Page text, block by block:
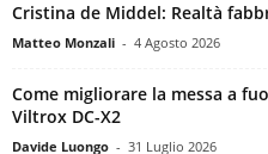
Cristina de Middel: Realtà
Matteo Monzali - 4 Agosto 2026
Come migliorare la messa a
Viltrox DC-X2
Davide Luongo - 31 Luglio 2026